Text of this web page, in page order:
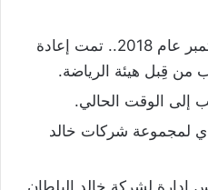
في الحادي عشر من سبتمبر عام 2018.. تمت إعادة
من قِبل هيئة الرياضة.
إلى الوقت الحالي.
لمجموعة شركات خالد
لشركة خالد البلطان